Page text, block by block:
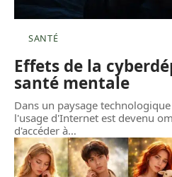
SANTÉ
Effets de la
santé mentale
Dans un paysage
l'usage d'Internet est devenu
d'accéder à…